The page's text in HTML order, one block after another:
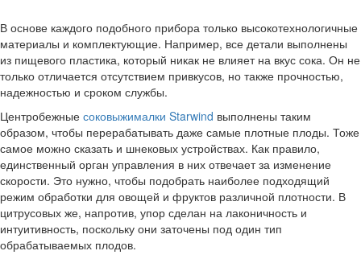
В основе каждого подобного прибора только высокотехнологичные
материалы и комплектующие. Например, все детали выполнены
из пищевого пластика, который никак не влияет на вкус сока. Он не
только отличается отсутствием привкусов, но также прочностью,
надежностью и сроком службы.
Центробежные соковыжималки Starwind выполнены таким
образом, чтобы перерабатывать даже самые плотные плоды. Тоже
самое можно сказать и шнековых устройствах. Как правило,
единственный орган управления в них отвечает за изменение
скорости. Это нужно, чтобы подобрать наиболее подходящий
режим обработки для овощей и фруктов различной плотности. В
цитрусовых же, напротив, упор сделан на лаконичность и
интуитивность, поскольку они заточены под один тип
обрабатываемых плодов.